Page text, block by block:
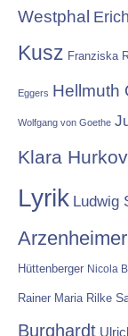
Westphal
Kusz Franziska
Eggers Hellmuth
Wolfgang von Goethe
Klara
Lyrik Ludwig
Arzenheimer
Hüttenberger Nicola
Rainer Maria Rilke
Burghardt